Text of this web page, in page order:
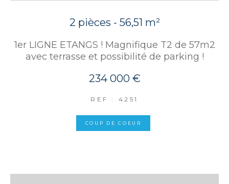
2 pièces - 56,51 m²
1er LIGNE ETANGS ! Magnifique T2 de 57m2
avec terrasse et possibilité de parking !
234 000 €
REF : 4251
COUP DE COEUR